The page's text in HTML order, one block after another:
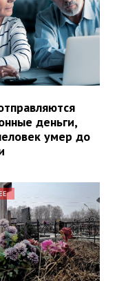
деньги,
умер до